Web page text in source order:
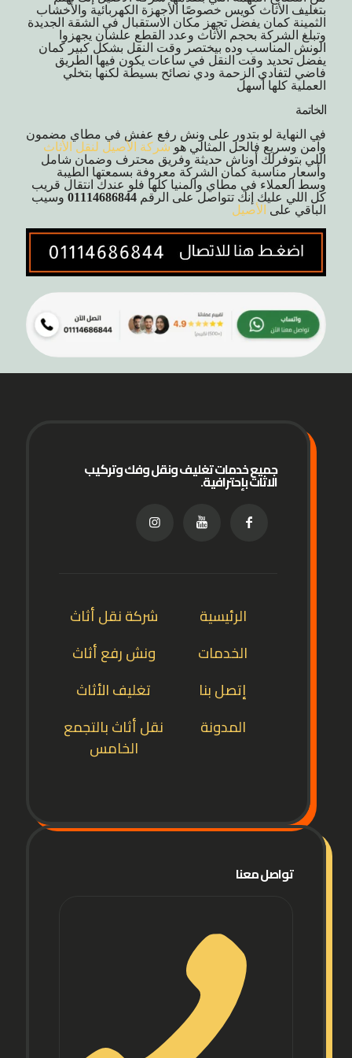
بتغليف الأثاث كويس خصوصًا الأجهزة الكهربائية والأخشاب
الثمينة كمان يفضل تجهز مكان الاستقبال في الشقة الجديدة
وتبلغ الشركة بحجم الأثاث وعدد القطع علشان يجهزوا
الونش المناسب وده بيختصر وقت النقل بشكل كبير كمان
يفضل تحديد وقت النقل في ساعات يكون فيها الطريق
فاضي لتفادي الزحمة ودي نصائح بسيطة لكنها بتخلي
العملية كلها أسهل
الخاتمة
في النهاية لو بتدور على ونش رفع عفش في مطاي مضمون
وآمن وسريع فالحل المثالي هو شركة الأصيل لنقل الأثاث
اللي بتوفرلك أوناش حديثة وفريق محترف وضمان شامل
وأسعار مناسبة كمان الشركة معروفة بسمعتها الطيبة
وسط العملاء في مطاي والمنيا كلها فلو عندك انتقال قريب
كل اللي عليك إنك تتواصل على الرقم 01114686844 وسيب
الباقي على الأصيل
جميع خدمات تغليف ونقل وفك وتركيب
الاثاث بإحترافية.
الرئيسية
الخدمات
إتصل بنا
المدونة
شركة نقل أثاث
ونش رفع أثاث
تغليف الأثاث
نقل أثاث بالتجمع
الخامس
تواصل معنا